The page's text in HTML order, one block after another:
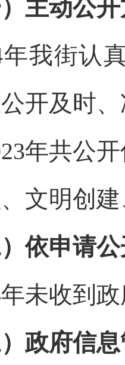
主动公开
街认真
开及时
年共公
文明创
）依申请
收到政
政府信息